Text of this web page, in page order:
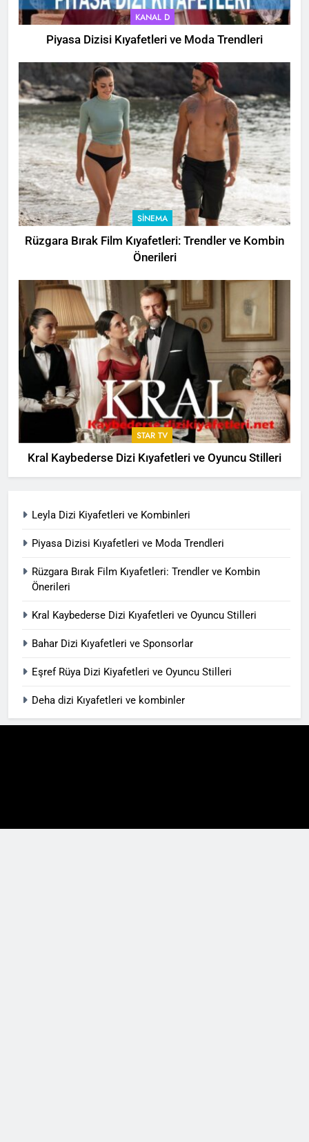
KANAL D
Piyasa Dizisi Kıyafetleri ve Moda Trendleri
SINEMA
Rüzgara Bırak Film Kıyafetleri: Trendler ve Kombin
Önerileri
STAR TV
Kral Kaybederse Dizi Kıyafetleri ve Oyuncu Stilleri
Leyla Dizi Kiyafetleri ve Kombinleri
Piyasa Dizisi Kıyafetleri ve Moda Trendleri
Rüzgara Bırak Film Kıyafetleri: Trendler ve Kombin
Önerileri
Kral Kaybederse Dizi Kıyafetleri ve Oyuncu Stilleri
Bahar Dizi Kıyafetleri ve Sponsorlar
Eşref Rüya Dizi Kiyafetleri ve Oyuncu Stilleri
Deha dizi Kıyafetleri ve kombinler